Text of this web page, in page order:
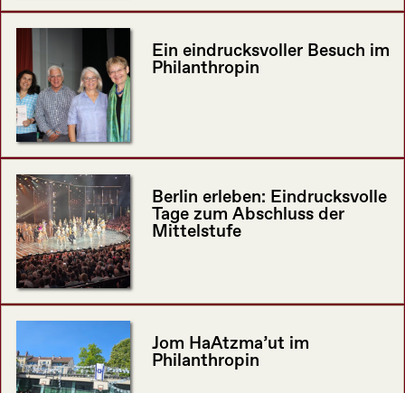
Ein eindrucksvoller Besuch im
Philanthropin
Berlin erleben: Eindrucksvolle
Tage zum Abschluss der
Mittelstufe
Jom HaAtzma’ut im
Philanthropin